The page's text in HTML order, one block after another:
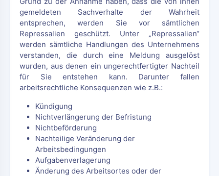
gemeldeten Sachverhalte der Wahrheit
entsprechen, werden Sie vor sämtlichen
Repressalien geschützt. Unter „Repressalien“
werden sämtliche Handlungen des Unternehmens
verstanden, die durch eine Meldung ausgelöst
wurden, aus denen ein ungerechtfertigter Nachteil
für Sie entstehen kann. Darunter fallen
arbeitsrechtliche Konsequenzen wie z.B.:
Kündigung
Nichtverlängerung der Befristung
Nichtbeförderung
Nachteilige Veränderung der
Arbeitsbedingungen
Aufgabenverlagerung
Änderung des Arbeitsortes oder der